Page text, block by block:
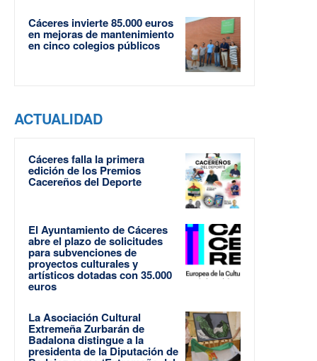
Cáceres invierte 85.000 euros
en mejoras de mantenimiento
en cinco colegios públicos
ACTUALIDAD
Cáceres falla la primera
edición de los Premios
Cacereños del Deporte
El Ayuntamiento de Cáceres
abre el plazo de solicitudes
para subvenciones de
proyectos culturales y
artísticos dotadas con 35.000
euros
La Asociación Cultural
Extremeña Zurbarán de
Badalona distingue a la
presidenta de la Diputación de